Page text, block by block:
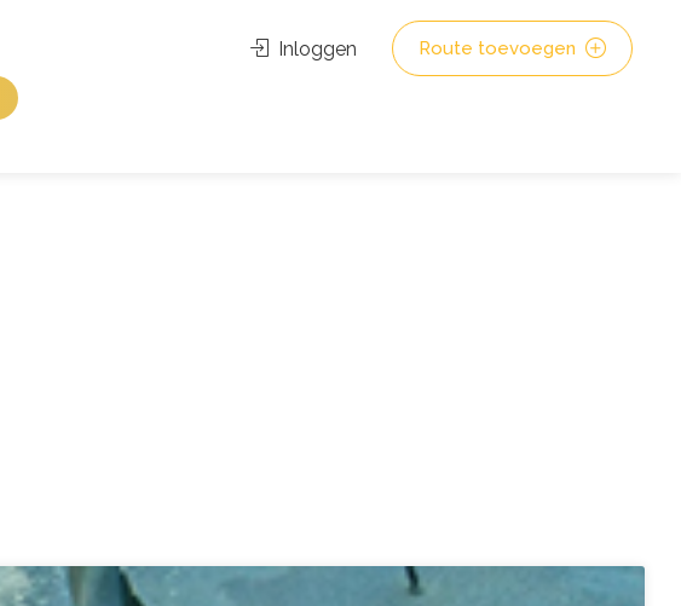
Inloggen Route toevoegen